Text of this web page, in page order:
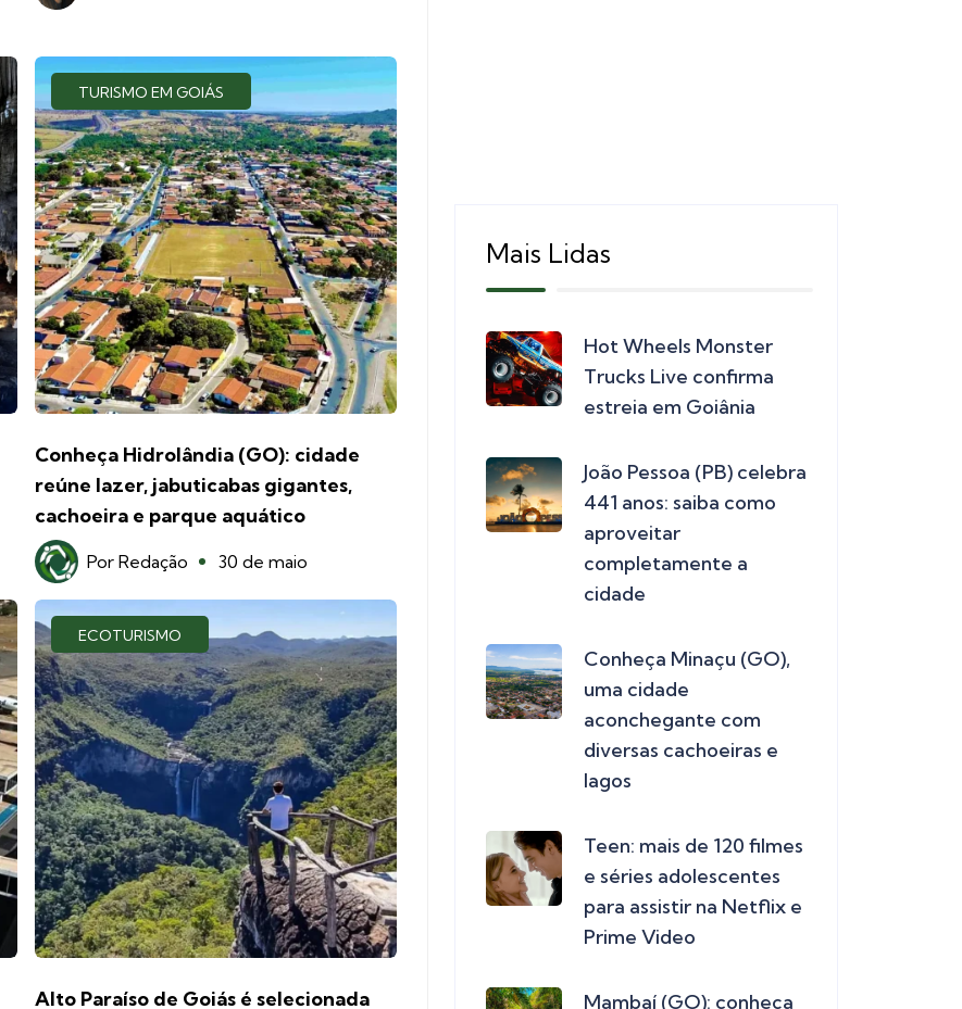
TURISMO EM GOIÁS
Conheça Hidrolândia (GO): cidade
reúne lazer, jabuticabas gigantes,
cachoeira e parque aquático
PorRedação 30 de maio
ECOTURISMO
Alto Paraíso de Goiás é selecionada
Mais Lidas
Hot Wheels Monster
Trucks Live confirma
estreia em Goiânia
João Pessoa (PB) celebra
441 anos: saiba como
aproveitar
completamente a
cidade
Conheça Minaçu (GO),
uma cidade
aconchegante com
diversas cachoeiras e
lagos
Teen: mais de 120 filmes
e séries adolescentes
para assistir na Netflix e
Prime Video
Mambaí (GO): conheça